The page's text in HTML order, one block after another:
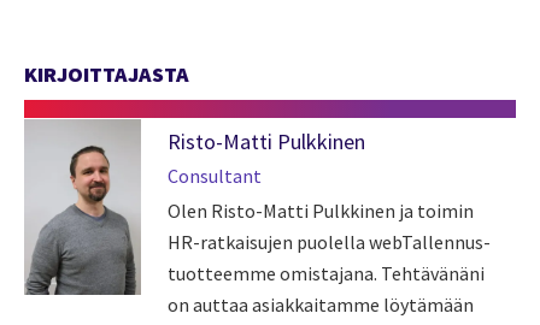
KIRJOITTAJASTA
Risto-Matti Pulkkinen
Consultant
Olen Risto-Matti Pulkkinen ja toimin
HR-ratkaisujen puolella webTallennus-
tuotteemme omistajana. Tehtävänäni
on auttaa asiakkaitamme löytämään